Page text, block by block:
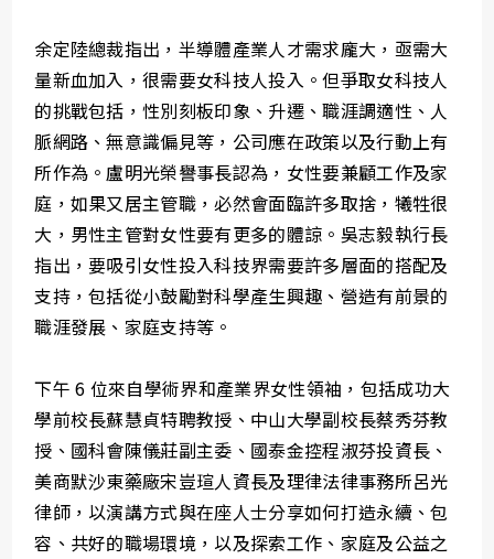
余定陸總裁指出，半導體產業人才需求龐大，亟需大
量新血加入，很需要女科技人投入。但爭取女科技人
的挑戰包括，性別刻板印象、升遷、職涯調適性、人
脈網路、無意識偏見等，公司應在政策以及行動上有
所作為。盧明光榮譽事長認為，女性要兼顧工作及家
庭，如果又居主管職，必然會面臨許多取捨，犧牲很
大，男性主管對女性要有更多的體諒。吳志毅執行長
指出，要吸引女性投入科技界需要許多層面的搭配及
支持，包括從小鼓勵對科學產生興趣、營造有前景的
職涯發展、家庭支持等。
下午 6 位來自學術界和產業界女性領袖，包括成功大
學前校長蘇慧貞特聘教授、中山大學副校長蔡秀芬教
授、國科會陳儀莊副主委、國泰金控程淑芬投資長、
美商默沙東藥廠宋豈瑄人資長及理律法律事務所呂光
律師，以演講方式與在座人士分享如何打造永續、包
容、共好的職場環境，以及探索工作、家庭及公益之